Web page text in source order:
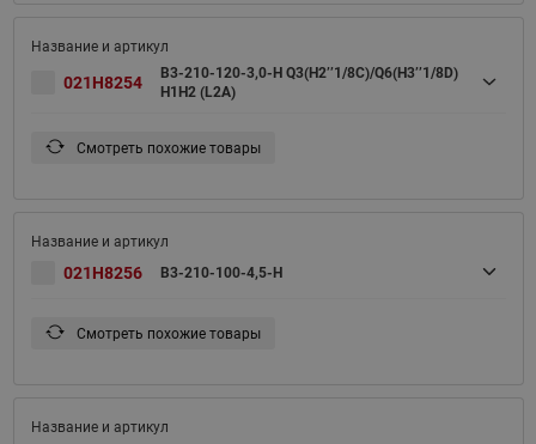
021H8254
B3-210-120-3,0-H Q3(H2’’1/8C)/Q6(H3’’1/8D)
H1H2 (L2A)
Смотреть похожие товары
021H8256 B3-210-100-4,5-H
Смотреть похожие товары